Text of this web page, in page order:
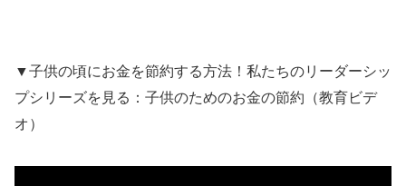
▼子供の頃にお金を節約する方法！私たちのリーダーシッ
プシリーズを見る：子供のためのお金の節約（教育ビデ
オ）